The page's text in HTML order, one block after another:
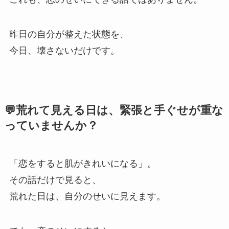
昨日の自分が整えた状態を、
今日、壊さないだけです。
💬荒れて見える日は、緊張と手ぐせが重な
っていませんか？
「恋をすると肌がきれいになる」。
その話だけで見ると、
荒れた日は、自分のせいに見えます。